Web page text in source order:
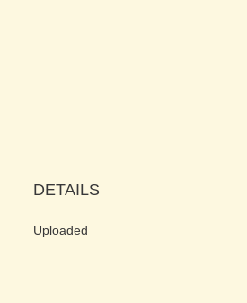
DETAILS
Uploaded